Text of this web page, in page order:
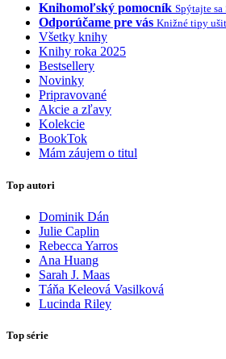
Knihomoľský pomocník Spýtajte
Odporúčame pre vás Knižné tipy
Všetky knihy
Knihy roka 2025
Bestsellery
Novinky
Pripravované
Akcie a zľavy
Kolekcie
BookTok
Mám záujem o titul
Top autori
Dominik Dán
Julie Caplin
Rebecca Yarros
Ana Huang
Sarah J. Maas
Táňa Keleová Vasilková
Lucinda Riley
Top série